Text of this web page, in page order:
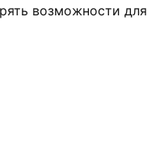
возможности для